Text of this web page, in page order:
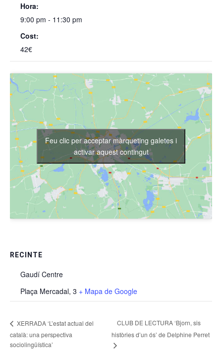
Hora:
9:00 pm - 11:30 pm
Cost:
42€
RECINTE
Gaudí Centre
Plaça Mercadal, 3 + Mapa de Google
Feu clic per acceptar màrqueting galetes i
activar aquest contingut
XERRADA ‘L’estat actual del
català: una perspectiva
sociolingüística’
CLUB DE LECTURA ‘Bjorn, sis
històries d’un ós’ de Delphine Perret